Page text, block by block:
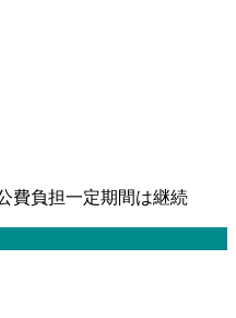
費負担一定期間は継続